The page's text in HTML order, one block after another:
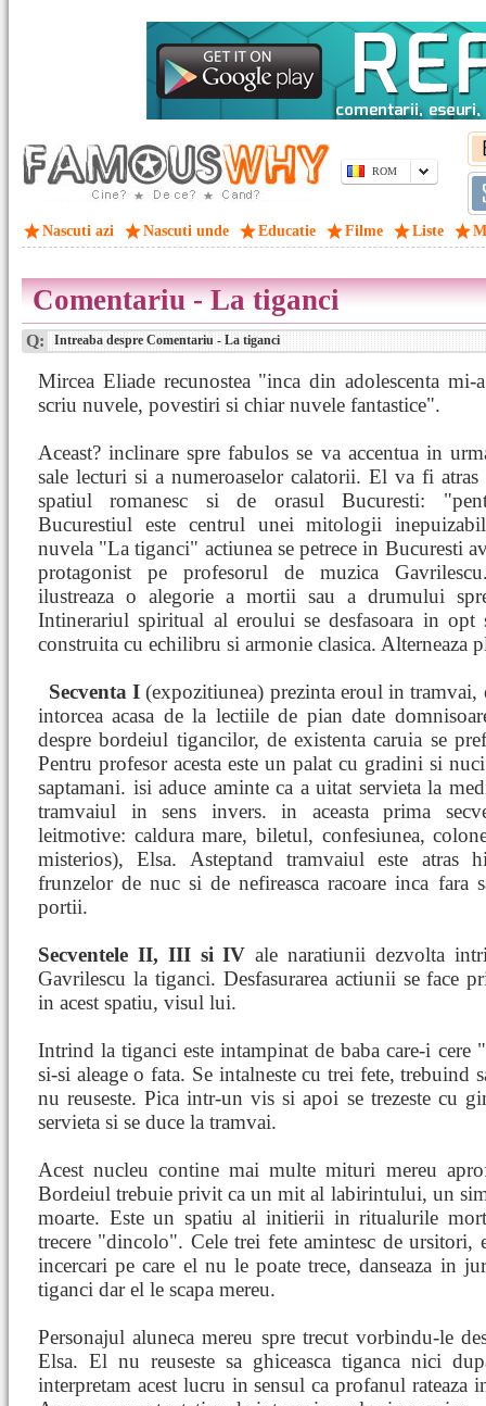
ROM
Nascuti azi Nascuti unde Educatie Filme Liste
Comentariu - La tiganci
Q: Intreaba despre Comentariu - La tiganci
Mircea Eliade recunostea "inca din adolescenta mi-
scriu nuvele, povestiri si chiar nuvele fantastice".
Aceast? inclinare spre fabulos se va accentua in
sale lecturi si a numeroaselor calatorii. El va fi atras
spatiul romanesc si de orasul Bucuresti:
Bucurestiul este centrul unei mitologii
nuvela "La tiganci" actiunea se petrece in Bucuresti
protagonist pe profesorul de muzica
ilustreaza o alegorie a mortii sau a drumului
Intinerariul spiritual al eroului se desfasoara in opt
construita cu echilibru si armonie clasica. Alterneaza
Secventa I (expozitiunea) prezinta eroul in tramvai,
intorcea acasa de la lectiile de pian date
despre bordeiul tigancilor, de existenta caruia se
Pentru profesor acesta este un palat cu gradini si
saptamani. isi aduce aminte ca a uitat servieta la
tramvaiul in sens invers. in aceasta prima
leitmotive: caldura mare, biletul, confesiunea,
misterios), Elsa. Asteptand tramvaiul este atras
frunzelor de nuc si de nefireasca racoare inca fara
portii.
Secventele II, III si IV ale naratiunii dezvolta
Gavrilescu la tiganci. Desfasurarea actiunii se face
in acest spatiu, visul lui.
Intrind la tiganci este intampinat de baba care-i cere
si-si aleage o fata. Se intalneste cu trei fete, trebuind
nu reuseste. Pica intr-un vis si apoi se trezeste cu
servieta si se duce la tramvai.
Acest nucleu contine mai multe mituri mereu
Bordeiul trebuie privit ca un mit al labirintului, un
moarte. Este un spatiu al initierii in ritualurile
trecere "dincolo". Cele trei fete amintesc de
incercari pe care el nu le poate trece, danseaza in
tiganci dar el le scapa mereu.
Personajul aluneca mereu spre trecut vorbindu-le
Elsa. El nu reuseste sa ghiceasca tiganca nici
interpretam acest lucru in sensul ca profanul